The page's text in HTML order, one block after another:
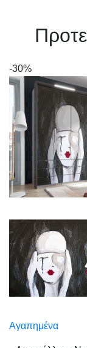
-30%
Αγαπημένα